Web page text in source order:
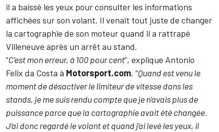
il a baissé les yeux pour consulter les informations
affichées sur son volant. Il venait tout juste de changer
la cartographie de son moteur quand il a rattrapé
Villeneuve après un arrêt au stand.
“C’est mon erreur, à 100 pour cent”, explique Antonio
Felix da Costa à Motorsport.com. “Quand est venu le
moment de désactiver le limiteur de vitesse dans les
stands, je me suis rendu compte que je n’avais plus de
puissance parce que la cartographie avait été changée.
J’ai donc regardé le volant et quand j’ai levé les yeux, il